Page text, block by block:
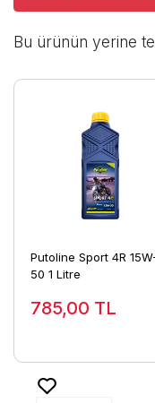
Bu ürünün yerine
Putoline Sport 4R
50 1 Litre
785,00 TL